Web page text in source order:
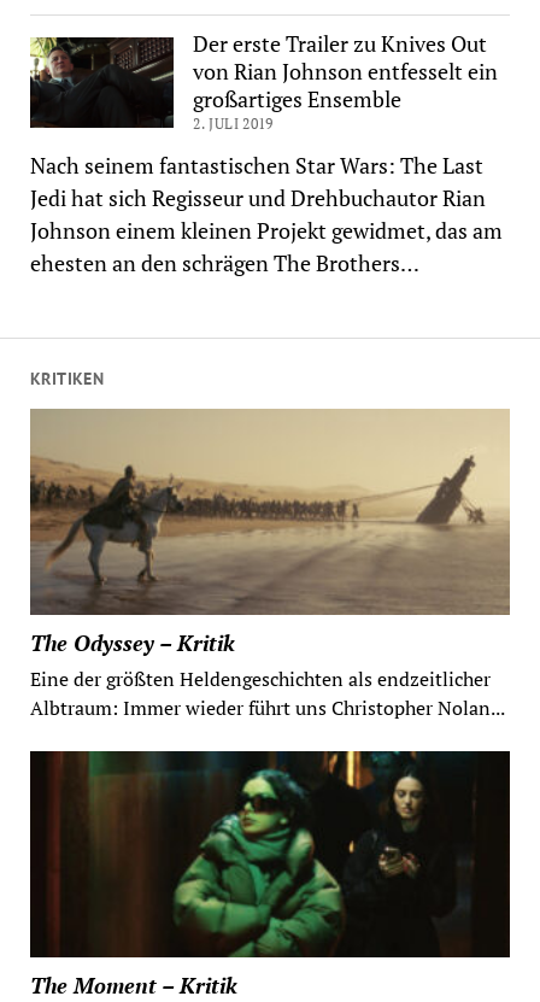
KRITIKEN
The Odyssey – Kritik
Eine der größten Heldengeschichten als endzeitlicher
Albtraum: Immer wieder führt uns Christopher Nolan...
The Moment – Kritik
Der erste Trailer zu Knives Out
von Rian Johnson entfesselt ein
großartiges Ensemble
2. JULI 2019
Nach seinem fantastischen Star Wars: The Last
Jedi hat sich Regisseur und Drehbuchautor Rian
Johnson einem kleinen Projekt gewidmet, das am
ehesten an den schrägen The Brothers…